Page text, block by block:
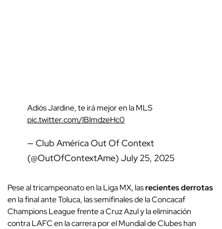
Adiós Jardine, te irá mejor en la MLS
pic.twitter.com/lBlmdzeHc0
— Club América Out Of Context
(@OutOfContextAme) July 25, 2025
Pese al tricampeonato en la Liga MX, lasrecientes derrotas
en la final ante Toluca, las semifinales de la Concacaf
Champions League frente a Cruz Azul y la eliminación
contra LAFC en la carrera por el Mundial de Clubes han